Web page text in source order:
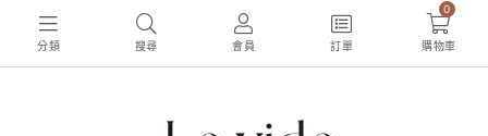
分類 搜尋 會員 訂單
0
購物車